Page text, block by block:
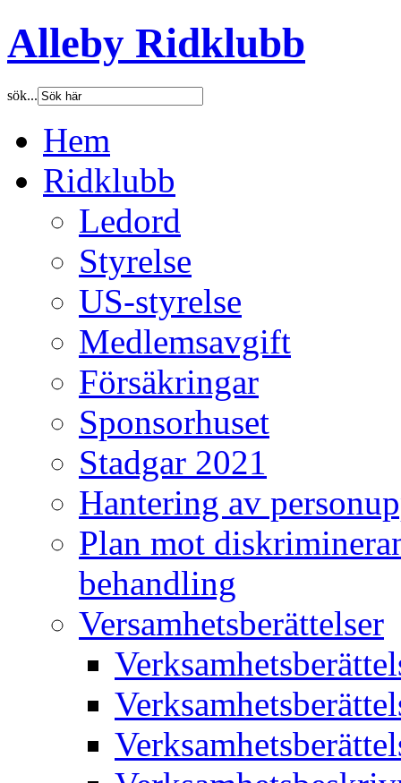
Alleby Ridklubb
sök...
Hem
Ridklubb
Ledord
Styrelse
US-styrelse
Medlemsavgift
Försäkringar
Sponsorhuset
Stadgar 2021
Hantering av
Plan mot
behandling
Versamhetsberättelser